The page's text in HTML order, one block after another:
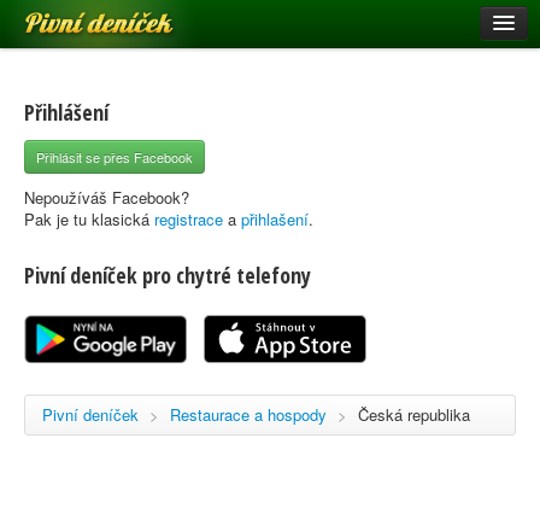
Pivní deníček
Pivní mapa
Pivní značky
Nápověda
Registrace
Přihlášení
Přihlásit se přes Facebook
Nepoužíváš Facebook?
Pak je tu klasická registrace a přihlašení.
Pivní deníček pro chytré telefony
Pivní deníček > Restaurace a hospody > Česká republika